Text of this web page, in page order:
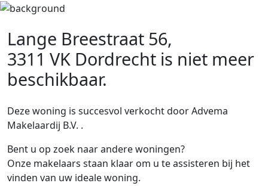
Lange Breestraat 56,
3311 VK Dordrecht is niet meer
beschikbaar.
Deze woning is succesvol verkocht door Advema
Makelaardij B.V. .
Bent u op zoek naar andere woningen?
Onze makelaars staan klaar om u te assisteren bij het
vinden van uw ideale woning.